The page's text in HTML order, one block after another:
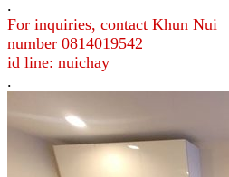
.
For inquiries, contact Khun Nui
number 0814019542
id line: nuichay
.